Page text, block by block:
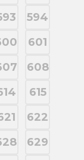
594
601
608
615
622
629